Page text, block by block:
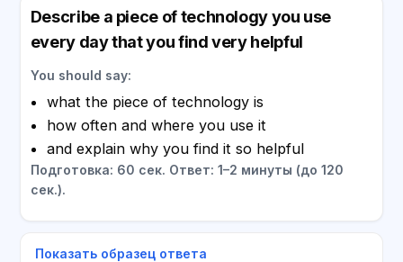
Describe a piece of technology you use
every day that you find very helpful
You should say:
what the piece of technology is
how often and where you use it
and explain why you find it so helpful
Подготовка: 60 сек. Ответ: 1–2 минуты (до 120
сек.).
Показать образец ответа